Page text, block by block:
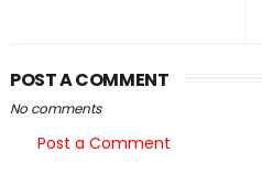
POST A COMMENT
No comments
Post a Comment